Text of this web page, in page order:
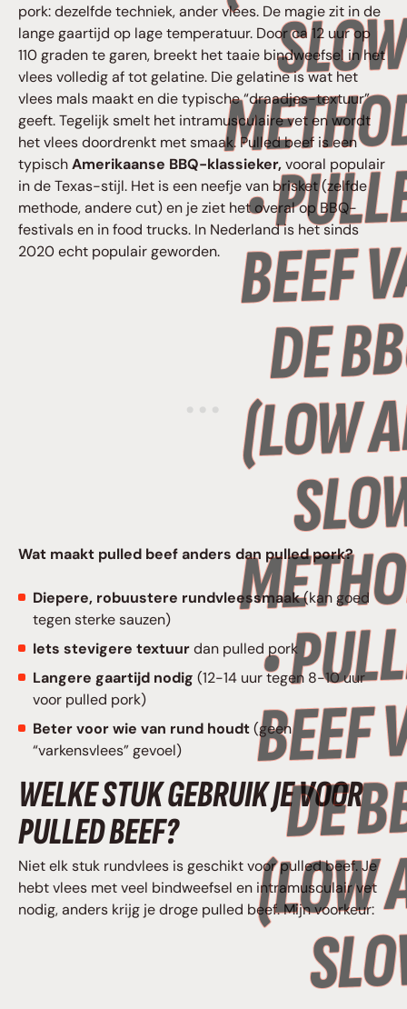
pork: dezelfde techniek, ander vlees. De magie zit in de
lange gaartijd op lage temperatuur. Door ca 12 uur op
110 graden te garen, breekt het taaie bindweefsel in het
vlees volledig af tot gelatine. Die gelatine is wat het
vlees mals maakt en die typische “draadjes-textuur”
geeft. Tegelijk smelt het intramusculaire vet en wordt
het vlees doordrenkt met smaak. Pulled beef is een
typischAmerikaanse BBQ-klassieker,vooral populair
in de Texas-stijl. Het is een neefje van brisket (zelfde
methode, andere cut) en je ziet het overal op BBQ-
festivals en in food trucks. In Nederland is het sinds
2020 echt populair geworden.
Wat maakt pulled beef anders dan pulled pork?
Diepere, robuustere rundvleessmaak(kan goed
tegen sterke sauzen)
Iets stevigere textuurdan pulled pork
Langere gaartijd nodig (12-14 uur tegen 8-10 uur
voor pulled pork)
Beter voor wie van rund houdt(geen
“varkensvlees” gevoel)
WELKE STUK GEBRUIK JE VOOR
PULLED BEEF?
Niet elk stuk rundvlees is geschikt voor pulled beef. Je
hebt vlees met veel bindweefsel en intramusculair vet
nodig, anders krijg je droge pulled beef. Mijn voorkeur: